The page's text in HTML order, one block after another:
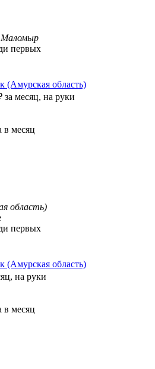
Маломыр
первых
(Амурская область)
за месяц, на руки
в месяц
область)
первых
(Амурская область)
на руки
в месяц